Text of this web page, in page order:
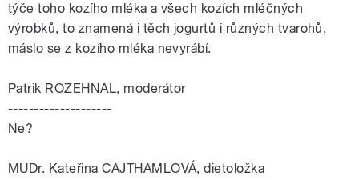
týče toho kozího mléka a všech kozích mléčných
výrobků, to znamená i těch jogurtů i různých tvarohů,
máslo se z kozího mléka nevyrábí.
Patrik ROZEHNAL, moderátor
--------------------
Ne?
MUDr. Kateřina CAJTHAMLOVÁ, dietoložka